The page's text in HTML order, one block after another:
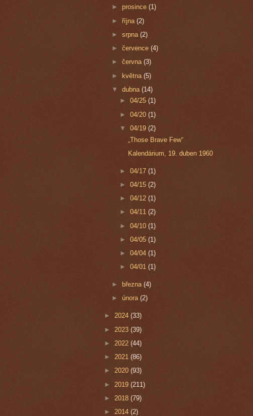
►prosince(1)
►října(2)
►srpna(2)
►července(4)
►června(3)
► května(5)
▼dubna(14)
► 04/25 (1)
► 04/20 (1)
▼ 04/19 (2)
„Those Brave Few“
Kalendárium, 19. duben 1960
► 04/17 (1)
► 04/15 (2)
► 04/12 (1)
► 04/11 (2)
► 04/10 (1)
► 04/05 (1)
► 04/04 (1)
► 04/01 (1)
► března(4)
►února(2)
► 2024 (33)
► 2023 (39)
► 2022 (44)
► 2021 (86)
► 2020 (93)
► 2019 (211)
► 2018 (79)
► 2014 (2)